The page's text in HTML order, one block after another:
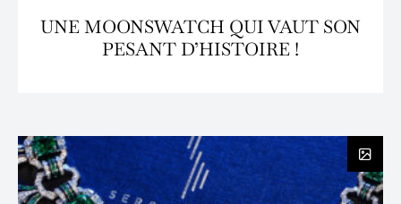
UNE MOONSWATCH QUI VAUT SON
PESANT D’HISTOIRE !